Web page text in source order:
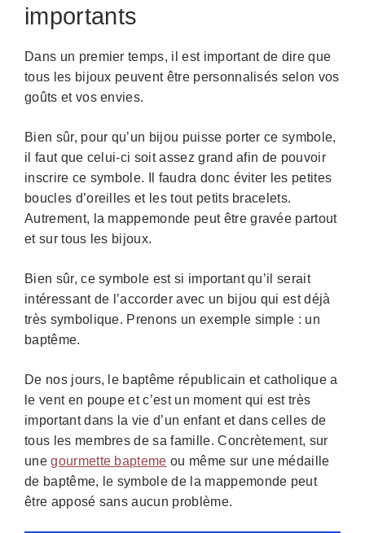
importants
Dans un premier temps, il est important de dire que
tous les bijoux peuvent être personnalisés selon vos
goûts et vos envies.
Bien sûr, pour qu’un bijou puisse porter ce symbole,
il faut que celui-ci soit assez grand afin de pouvoir
inscrire ce symbole. Il faudra donc éviter les petites
boucles d’oreilles et les tout petits bracelets.
Autrement, la mappemonde peut être gravée partout
et sur tous les bijoux.
Bien sûr, ce symbole est si important qu’il serait
intéressant de l’accorder avec un bijou qui est déjà
très symbolique. Prenons un exemple simple : un
baptême.
De nos jours, le baptême républicain et catholique a
le vent en poupe et c’est un moment qui est très
important dans la vie d’un enfant et dans celles de
tous les membres de sa famille. Concrètement, sur
unegourmette bapteme ou même sur une médaille
de baptême, le symbole de la mappemonde peut
être apposé sans aucun problème.